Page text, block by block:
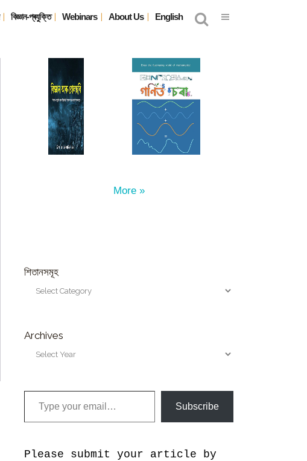
বিজ্ঞান-প্ৰযুক্তি Webinars About Us English
More »
শিতানসমূহ
Archives
Type your email…
Subscribe
Please submit your article by